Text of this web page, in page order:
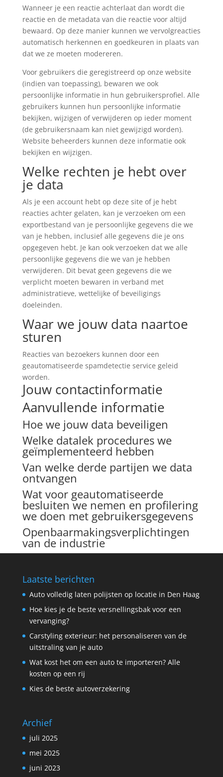
Wanneer je een reactie achterlaat dan wordt die
reactie en de metadata van die reactie voor altijd
bewaard. Op deze manier kunnen we vervolgreacties
automatisch herkennen en goedkeuren in plaats van
dat we ze moeten modereren.
Voor gebruikers die geregistreerd op onze website
(indien van toepassing), bewaren we ook
persoonlijke informatie in hun gebruikersprofiel. Alle
gebruikers kunnen hun persoonlijke informatie
bekijken, wijzigen of verwijderen op ieder moment
(de gebruikersnaam kan niet gewijzigd worden).
Website beheerders kunnen deze informatie ook
bekijken en wijzigen.
Welke rechten je hebt over
je data
Als je een account hebt op deze site of je hebt
reacties achter gelaten, kan je verzoeken om een
exportbestand van je persoonlijke gegevens die we
van je hebben, inclusief alle gegevens die je ons
opgegeven hebt. Je kan ook verzoeken dat we alle
persoonlijke gegevens die we van je hebben
verwijderen. Dit bevat geen gegevens die we
verplicht moeten bewaren in verband met
administratieve, wettelijke of beveiligings
doeleinden.
Waar we jouw data naartoe
sturen
Reacties van bezoekers kunnen door een
geautomatiseerde spamdetectie service geleid
worden.
Jouw contactinformatie
Aanvullende informatie
Hoe we jouw data beveiligen
Welke datalek procedures we
geïmplementeerd hebben
Van welke derde partijen we data
ontvangen
Wat voor geautomatiseerde
besluiten we nemen en profilering
we doen met gebruikersgegevens
Openbaarmakingsverplichtingen
van de industrie
Laatste berichten
Auto volledig laten polijsten op locatie in Den Haag
Hoe kies je de beste versnellingsbak voor een
vervanging?
Carstyling exterieur: het personaliseren van de
uitstraling van je auto
Wat kost het om een auto te importeren? Alle
kosten op een rij
Kies de beste autoverzekering
Archief
juli 2025
mei 2025
juni 2023